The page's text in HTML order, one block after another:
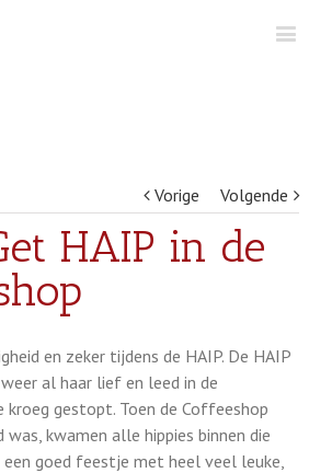
Vorige Volgende
HAIP in de
en zeker tijdens de HAIP. De HAIP
al haar lief en leed in de
kroeg gestopt. Toen de Coffeeshop
was, kwamen alle hippies binnen die
een goed feestje met heel veel leuke,